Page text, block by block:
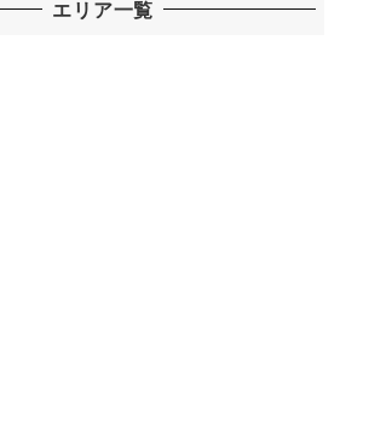
エリア一覧